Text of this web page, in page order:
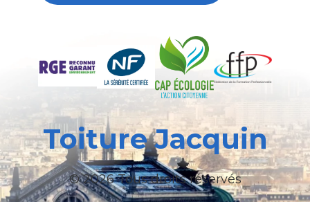
Toiture Jacquin
© 2026 Tous droits réservés